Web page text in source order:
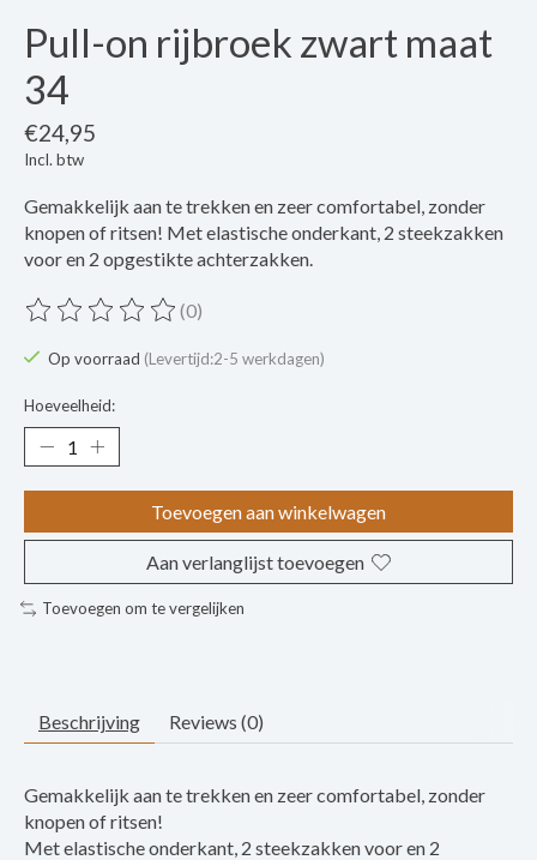
Pull-on rijbroek zwart maat
34
€24,95
Incl. btw
Gemakkelijk aan te trekken en zeer comfortabel, zonder
knopen of ritsen! Met elastische onderkant, 2 steekzakken
voor en 2 opgestikte achterzakken.
De beoordeling van dit product is
(0)
Op voorraad (Levertijd:2-5 werkdagen)
Hoeveelheid:
Toevoegen aan winkelwagen
Aan verlanglijst toevoegen
Toevoegen om te vergelijken
Beschrijving Reviews (0)
Gemakkelijk aan te trekken en zeer comfortabel, zonder
knopen of ritsen!
Met elastische onderkant, 2 steekzakken voor en 2